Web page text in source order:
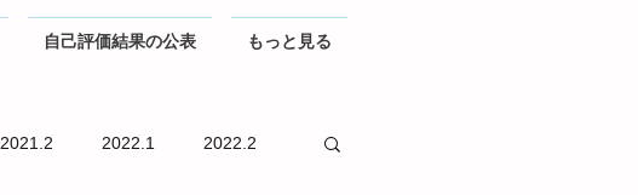
自己評価結果の公表 もっと見る
2021.2 2022.1 2022.2